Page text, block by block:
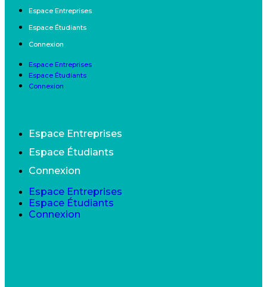
Espace Entreprises
Espace Étudiants
Connexion
Espace Entreprises
Espace Étudiants
Connexion
Espace Entreprises
Espace Étudiants
Connexion
Espace Entreprises
Espace Étudiants
Connexion